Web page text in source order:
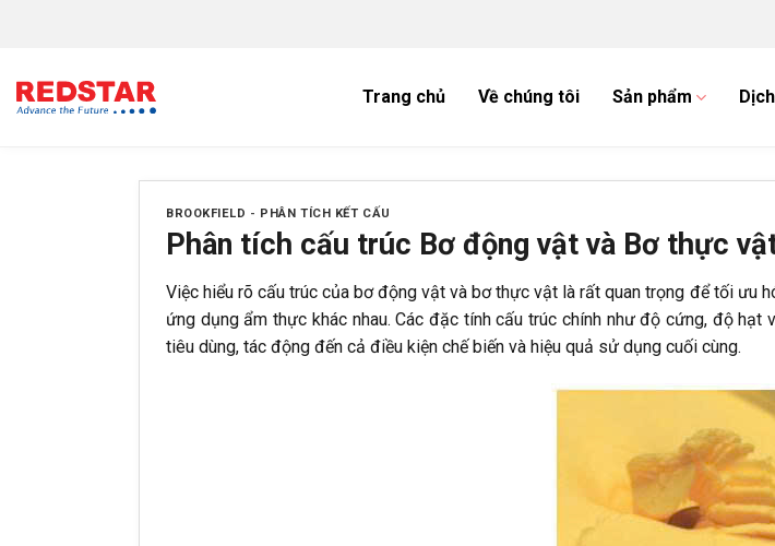
dung
Trang chủ Về chúng tôi Sản phẩm
BROOKFIELD - PHÂN TÍCH KẾT CẤU
Phân tích cấu trúc Bơ động vật và Bơ thực
Việc hiểu rõ cấu trúc của bơ động vật và bơ thực vật là rất quan trọng để tối ưu
ứng dụng ẩm thực khác nhau. Các đặc tính cấu trúc chính như độ cứng, độ
tiêu dùng, tác động đến cả điều kiện chế biến và hiệu quả sử dụng cuối cùng.